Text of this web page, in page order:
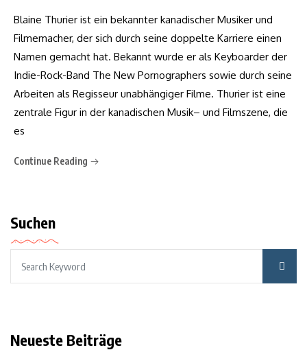
Blaine Thurier ist ein bekannter kanadischer Musiker und
Filmemacher, der sich durch seine doppelte Karriere einen
Namen gemacht hat. Bekannt wurde er als Keyboarder der
Indie-Rock-Band The New Pornographers sowie durch seine
Arbeiten als Regisseur unabhängiger Filme. Thurier ist eine
zentrale Figur in der kanadischen Musik– und Filmszene, die
es
Continue Reading
Suchen
Neueste Beiträge